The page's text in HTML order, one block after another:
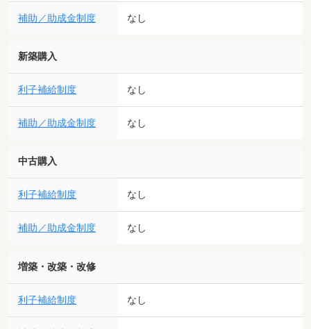
補助／助成金制度 なし
新築購入
利子補給制度 なし
補助／助成金制度 なし
中古購入
利子補給制度 なし
補助／助成金制度 なし
増築・改築・改修
利子補給制度 なし